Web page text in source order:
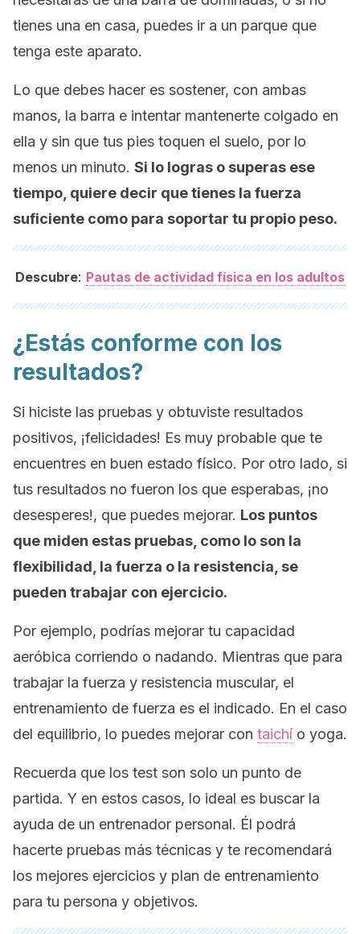
tienes una en casa, puedes ir a un parque que
tenga este aparato.
Lo que debes hacer es sostener, con ambas
manos, la barra e intentar mantenerte colgado en
ella y sin que tus pies toquen el suelo, por lo
menos un minuto. Si lo logras o superas ese
tiempo, quiere decir que tienes la fuerza
suficiente como para soportar tu propio peso.
Descubre: Pautas de actividad física en los adultos
¿Estás conforme con los
resultados?
Si hiciste las pruebas y obtuviste resultados
positivos, ¡felicidades! Es muy probable que te
encuentres en buen estado físico. Por otro lado, si
tus resultados no fueron los que esperabas, ¡no
desesperes!, que puedes mejorar. Los puntos
que miden estas pruebas, como lo son la
flexibilidad, la fuerza o la resistencia, se
pueden trabajar con ejercicio.
Por ejemplo, podrías mejorar tu capacidad
aeróbica corriendo o nadando. Mientras que para
trabajar la fuerza y resistencia muscular, el
entrenamiento de fuerza es el indicado. En el caso
del equilibrio, lo puedes mejorar con taichí o yoga.
Recuerda que los test son solo un punto de
partida. Y en estos casos, lo ideal es buscar la
ayuda de un entrenador personal. Él podrá
hacerte pruebas más técnicas y te recomendará
los mejores ejercicios y plan de entrenamiento
para tu persona y objetivos.